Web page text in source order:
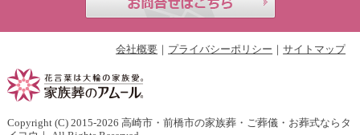
会社概要 プライバシーポリシー サイトマップ
Copyright (C) 2015-2026 高崎市・前橋市の家族葬・ご葬儀・お葬式ならタ